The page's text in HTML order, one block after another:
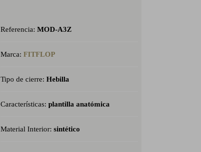
Referencia: MOD-A3Z
Marca: FITFLOP
Tipo de cierre: Hebilla
Características: plantilla anatómica
Material Interior: sintético